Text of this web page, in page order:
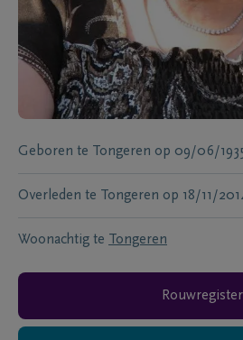
Geboren te Tongeren op 09/06/
Overleden te Tongeren op 18/11/
Woonachtig te Tongeren
Rouwregister